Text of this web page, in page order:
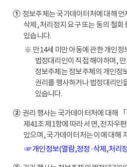
①정보주체는 국가데이터처에 대해 언
삭제, 처리정지 요구 또는 동의 철회
있습니다.
※ 만14세 미만 아동에 관한 개인정
법정대리인이 직접 해야하며,
정보주체는 정보주체의 개인정
권리를 행사하거나 법정대리인
있습니다.
②권리 행사는 국가데이터처에 대해
제41조 제1항에 따라 서면, 전자우
있으며, 국가데이터처는 이에 대해
☞ 개인정보(열람,정정·삭제,처리